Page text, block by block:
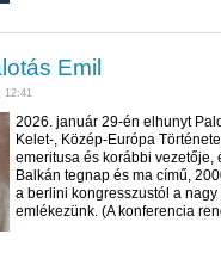
Emil
12:41
2026. január 29-én elhunyt
Kelet-, Közép-Európa
emeritusa és korábbi vezetője,
Balkán tegnap és ma című,
a berlini kongresszustól a
emlékezünk. (A konferencia